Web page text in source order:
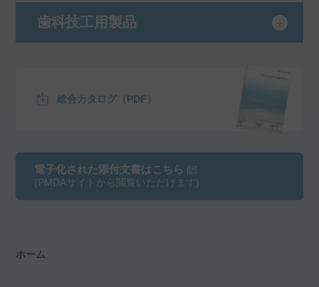
歯科技工用製品
総合カタログ（PDF）
電子化された添付文書はこちら
(PMDAサイトから閲覧いただけます)
ホーム